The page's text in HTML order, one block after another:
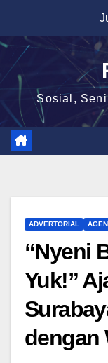
content
Sosial,
ADVERTORIAL
“Nyeni
Yuk!”
dengan